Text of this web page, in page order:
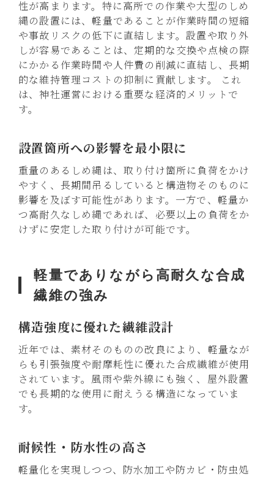
性が高まります。特に高所での作業や大型のしめ
縄の設置には、軽量であることが作業時間の短縮
や事故リスクの低下に直結します。設置や取り外
しが容易であることは、定期的な交換や点検の際
にかかる作業時間や人件費の削減に直結し、長期
的な維持管理コストの抑制に貢献します。 これ
は、神社運営における重要な経済的メリットで
す。
設置箇所への影響を最小限に
重量のあるしめ縄は、取り付け箇所に負荷をかけ
やすく、長期間吊るしていると構造物そのものに
影響を及ぼす可能性があります。一方で、軽量か
つ高耐久なしめ縄であれば、必要以上の負荷をか
けずに安定した取り付けが可能です。
軽量でありながら高耐久な合成
繊維の強み
構造強度に優れた繊維設計
近年では、素材そのものの改良により、軽量なが
らも引張強度や耐摩耗性に優れた合成繊維が使用
されています。風雨や紫外線にも強く、屋外設置
でも長期的な使用に耐えうる構造になっていま
す。
耐候性・防水性の高さ
軽量化を実現しつつ、防水加工や防カビ・防虫処